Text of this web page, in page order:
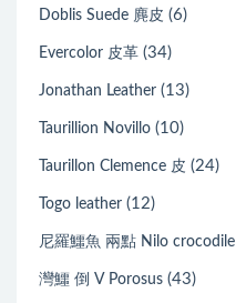
Doblis Suede 麂皮 (6)
Evercolor 皮革 (34)
Jonathan Leather (13)
Taurillion Novillo (10)
Taurillon Clemence 皮 (24)
Togo leather (12)
尼羅鱷魚 兩點 Nilo crocodile
灣鱷 倒 V Porosus (43)